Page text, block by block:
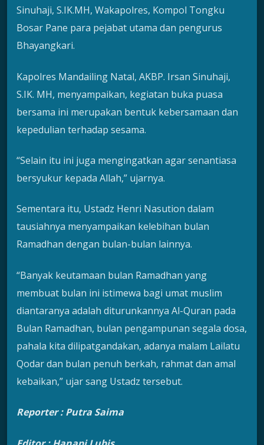
Sinuhaji, S.IK.MH, Wakapolres, Kompol Tongku
Bosar Pane para pejabat utama dan pengurus
Bhayangkari.
Kapolres Mandailing Natal, AKBP. Irsan Sinuhaji,
S.IK. MH, menyampaikan, kegiatan buka puasa
bersama ini merupakan bentuk kebersamaan dan
kepedulian terhadap sesama.
“Selain itu ini juga mengingatkan agar senantiasa
bersyukur kepada Allah,” ujarnya.
Sementara itu, Ustadz Henri Nasution dalam
tausiahnya menyampaikan kelebihan bulan
Ramadhan dengan bulan-bulan lainnya.
“Banyak keutamaan bulan Ramadhan yang
membuat bulan ini istimewa bagi umat muslim
diantaranya adalah diturunkannya Al-Quran pada
Bulan Ramadhan, bulan pengampunan segala dosa,
pahala kita dilipatgandakan, adanya malam Lailatu
Qodar dan bulan penuh berkah, rahmat dan amal
kebaikan,” ujar sang Ustadz tersebut.
Reporter : Putra Saima